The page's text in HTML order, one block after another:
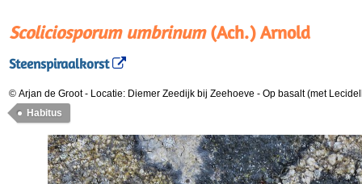
Scoliciosporum umbrinum(Ach.) Arnold
Steenspiraalkorst
© Arjan de Groot- Locatie: Diemer Zeedijk bij Zeehoeve - Op basalt (met
Habitus